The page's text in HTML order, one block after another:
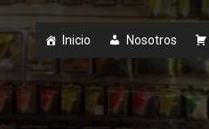
Inicio Nosotros